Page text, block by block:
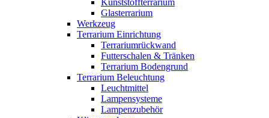
Kunststoffterrarium
Glasterrarium
Werkzeug
Terrarium Einrichtung
Terrariumrückwand
Futterschalen & Tränken
Terrarium Bodengrund
Terrarium Beleuchtung
Leuchtmittel
Lampensysteme
Lampenzubehör